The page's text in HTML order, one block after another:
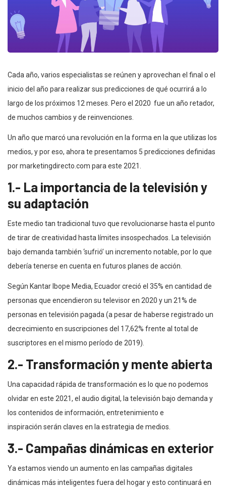
Cada año, varios especialistas se reúnen y aprovechan el final o el
inicio del año para realizar sus predicciones de qué ocurrirá a lo
largo de los próximos 12 meses. Pero el 2020 fue un año retador,
de muchos cambios y de reinvenciones.
Un año que marcó una revolución en la forma en la que utilizas los
medios, y por eso, ahora te presentamos 5 predicciones definidas
por marketingdirecto.com para este 2021.
1.- La importancia de la televisión y
su adaptación
Este medio tan tradicional tuvo que revolucionarse hasta el punto
de tirar de creatividad hasta límites insospechados. La televisión
bajo demanda también ‘sufrió’ un incremento notable, por lo que
debería tenerse en cuenta en futuros planes de acción.
Según Kantar Ibope Media, Ecuador creció el 35% en cantidad de
personas que encendieron su televisor en 2020 y un 21% de
personas en televisión pagada (a pesar de haberse registrado un
decrecimiento en suscripciones del 17,62% frente al total de
suscriptores en el mismo período de 2019).
2.- Transformación y mente abierta
Una capacidad rápida de transformación es lo que no podemos
olvidar en este 2021, el audio digital, la televisión bajo demanda y
los contenidos de información, entretenimiento e
inspiración serán claves en la estrategia de medios.
3.- Campañas dinámicas en exterior
Ya estamos viendo un aumento en las campañas digitales
dinámicas más inteligentes fuera del hogar y esto continuará en